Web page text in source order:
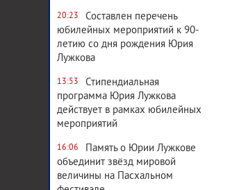
20:23
Составлен перечень
юбилейных мероприятий к 90-
летию со дня рождения Юрия
Лужкова
13:53
Стипендиальная
программа Юрия Лужкова
действует в рамках юбилейных
мероприятий
16:06
Память о Юрии Лужкове
объединит звёзд мировой
величины на Пасхальном